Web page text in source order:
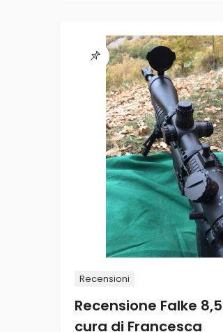
Recensioni
Recensione Falke
cura di Francesca